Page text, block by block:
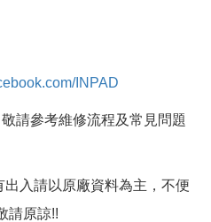
INPAD
請參考維修流程及常見問題
入請以原廠資料為主，不便
請原諒!!